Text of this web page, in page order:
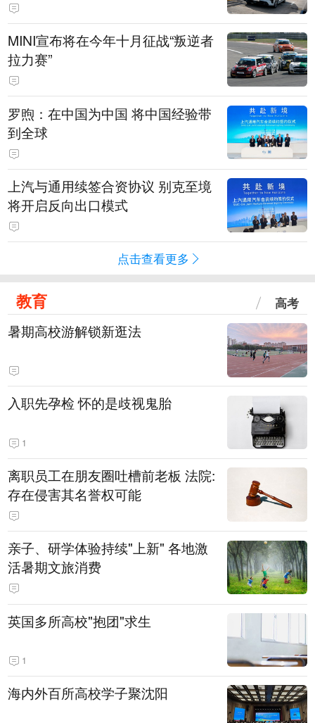
MINI宣布将在今年十月征战“叛逆者
拉力赛”
罗煦：在中国为中国 将中国经验带
到全球
上汽与通用续签合资协议 别克至境
将开启反向出口模式
点击查看更多
教育 高考
暑期高校游解锁新逛法
入职先孕检 怀的是歧视鬼胎
1
离职员工在朋友圈吐槽前老板 法院:
存在侵害其名誉权可能
亲子、研学体验持续"上新" 各地激
活暑期文旅消费
英国多所高校"抱团"求生
1
海内外百所高校学子聚沈阳